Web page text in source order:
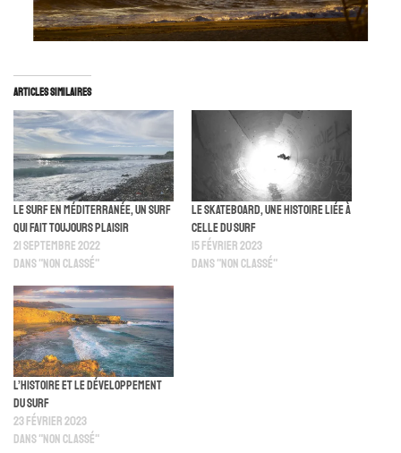
Articles similaires
Le surf en Méditerranée, un surf
qui fait toujours plaisir
21 septembre 2022
Dans "Non classé"
Le skateboard, une histoire liée à
celle du surf
15 février 2023
Dans "Non classé"
L’histoire et le développement
du surf
23 février 2023
Dans "Non classé"